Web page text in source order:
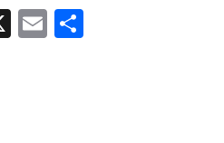
X E
m
Pa
rt